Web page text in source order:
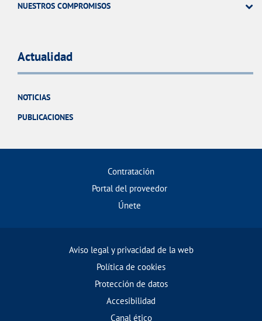
NUESTROS COMPROMISOS
Actualidad
NOTICIAS
PUBLICACIONES
Contratación
Portal del proveedor
Únete
Aviso legal y privacidad de la web
Política de cookies
Protección de datos
Accesibilidad
Canal ético